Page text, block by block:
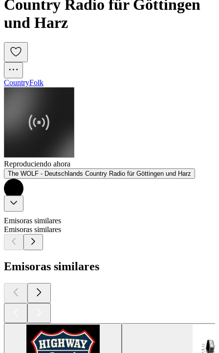
Country Radio für Göttingen
und Harz
CountryFolk
Reproduciendo ahora
The WOLF - Deutschlands Country Radio für Göttingen und Harz
Emisoras similares
Emisoras similares
Emisoras similares